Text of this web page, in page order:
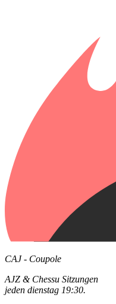
CAJ - Coupole
AJZ & Chessu Sitzungen
jeden dienstag 19:30.